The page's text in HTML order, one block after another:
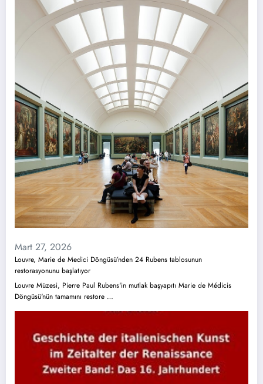
Mart 27, 2026
Louvre, Marie de Medici Döngüsü’nden 24 Rubens tablosunun
restorasyonunu başlatıyor
Louvre Müzesi, Pierre Paul Rubens'in mutlak başyapıtı Marie de Médicis
Döngüsü'nün tamamını restore …